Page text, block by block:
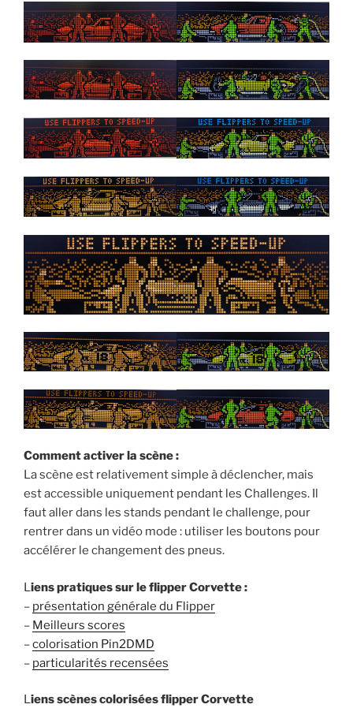
Comment activer la scène :
La scène est relativement simple à déclencher, mais
est accessible uniquement pendant les Challenges. Il
faut aller dans les stands pendant le challenge, pour
rentrer dans un vidéo mode : utiliser les boutons pour
accélérer le changement des pneus.
Liens pratiques sur le flipper Corvette :
– présentation générale du Flipper
– Meilleurs scores
–colorisation Pin2DMD
– particularités recensées
Liens scènes colorisées flipper Corvette